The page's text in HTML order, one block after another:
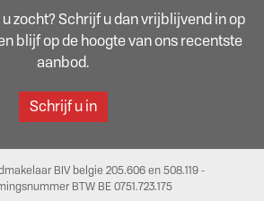
zocht? Schrijf u dan vrijblijvend in op
blijf op de hoogte van ons recentste
aanbod.
Schrijf u in
BIV belgie 205.606 en 508.119 -
BTW BE 0751.723.175